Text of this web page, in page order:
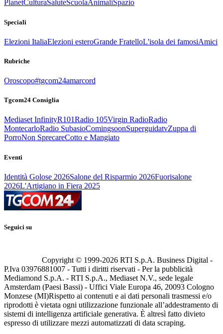
PlanetCulturaSaluteScuolaAnimaliSpazio
Speciali
Elezioni ItaliaElezioni esteroGrande FratelloL'isola dei famosiAmici
Rubriche
Oroscopo#tgcom24amarcord
Tgcom24 Consiglia
Mediaset InfinityR101Radio 105Virgin RadioRadio
MontecarloRadio SubasioComingsoonSuperguidatvZuppa di
PorroNon SprecareCotto e Mangiato
Eventi
Identità Golose 2026Salone del Risparmio 2026Fuorisalone
2026L'Artigiano in Fiera 2025
Seguici su
Copyright © 1999-2026 RTI S.p.A. Business Digital -
P.Iva 03976881007 - Tutti i diritti riservati - Per la pubblicità
Mediamond S.p.A. - RTI S.p.A., Mediaset N.V., sede legale
Amsterdam (Paesi Bassi) - Uffici Viale Europa 46, 20093 Cologno
Monzese (MI)Rispetto ai contenuti e ai dati personali trasmessi e/o
riprodotti è vietata ogni utilizzazione funzionale all’addestramento di
sistemi di intelligenza artificiale generativa. È altresì fatto divieto
espresso di utilizzare mezzi automatizzati di data scraping.